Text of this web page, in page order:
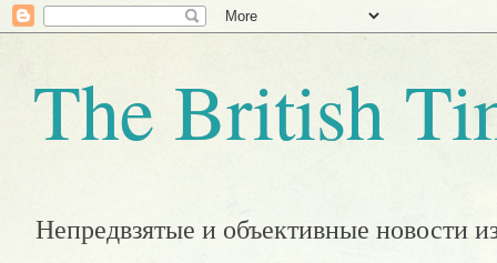
The British
Непредвзятые и объективные новости